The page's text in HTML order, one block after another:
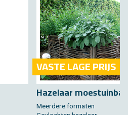
VASTE LAGE PRIJS
Ha­ze­laar moes­tuin­bak
Meer­de­re for­ma­ten